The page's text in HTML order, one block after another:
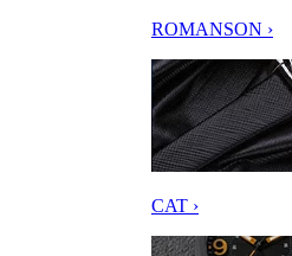
ROMANSON ›
CAT ›